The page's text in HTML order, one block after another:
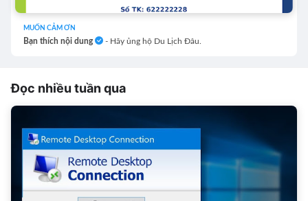
MUỐN CẢM ƠN
Bạn thích nội dung - Hãy ủng hộ Du Lịch Đâu.
Đọc nhiều tuần qua